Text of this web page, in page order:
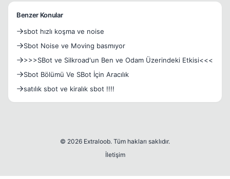
Benzer Konular
sbot hızlı koşma ve noise
Sbot Noise ve Moving basmıyor
>>>SBot ve Silkroad'un Ben ve Odam Üzerindeki Etkisi<<<
Sbot Bölümü Ve SBot İçin Aracılık
satılık sbot ve kiralık sbot !!!!
© 2026 Extraloob. Tüm hakları saklıdır.
İletişim